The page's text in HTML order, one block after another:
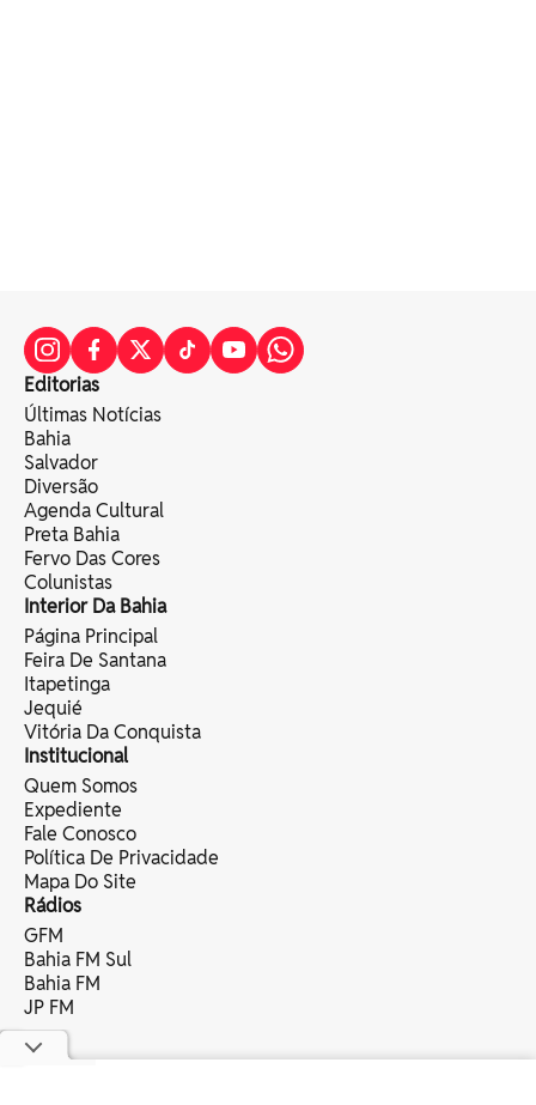
Editorias
Últimas Notícias
Bahia
Salvador
Diversão
Agenda Cultural
Preta Bahia
Fervo Das Cores
Colunistas
Interior Da Bahia
Página Principal
Feira De Santana
Itapetinga
Jequié
Vitória Da Conquista
Institucional
Quem Somos
Expediente
Fale Conosco
Política De Privacidade
Mapa Do Site
Rádios
GFM
Bahia FM Sul
Bahia FM
JP FM